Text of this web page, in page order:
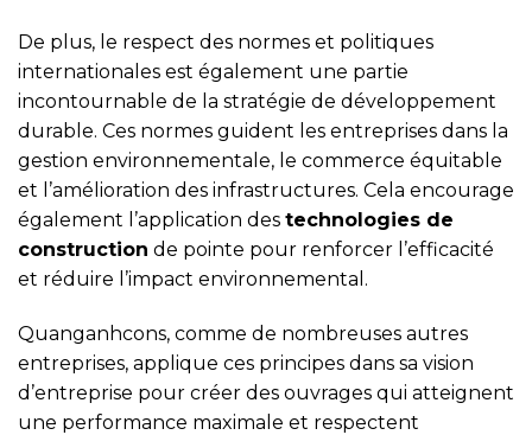
De plus, le respect des normes et politiques
internationales est également une partie
incontournable de la stratégie de développement
durable. Ces normes guident les entreprises dans la
gestion environnementale, le commerce équitable
et l’amélioration des infrastructures. Cela encourage
également l’application des technologies de
construction de pointe pour renforcer l’efficacité
et réduire l’impact environnemental.
Quanganhcons, comme de nombreuses autres
entreprises, applique ces principes dans sa vision
d’entreprise pour créer des ouvrages qui atteignent
une performance maximale et respectent